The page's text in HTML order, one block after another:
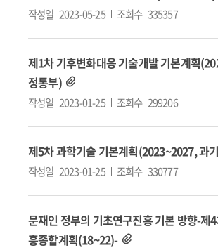
작성일 2023-05-25 조회수 335357
제1차 기후변화대응 기술개발 기본계획
정통부)
작성일 2023-01-25 조회수 299206
제5차 과학기술 기본계획(2023~2027, 과
작성일 2023-01-25 조회수 330777
문재인 정부의 기초연구진흥 기본 방향-제
흥종합계획(18~22)-